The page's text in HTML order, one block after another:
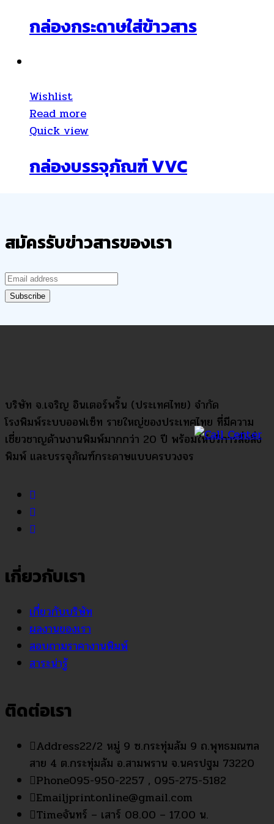
กล่องกระดาษใส่ข้าวสาร
Wishlist
Read more
Quick view
กล่องบรรจุภัณฑ์ VVC
สมัครรับข่าวสารของเรา
บริษัท จ.เจริญ อินเตอร์พริ้น (ประเทศไทย) จำกัด
โรงพิมพ์ระบบออฟเซ็ท รายใหญ่ของประเทศไทย ที่มีความ
เชี่ยวชาญด้านงานพิมพ์มากกว่า 20 ปี พร้อมให้บริการสื่อสิ่ง
พิมพ์ และบรรจุภัณฑ์กระดาษแบบครบวงจร
เกี่ยวกับเรา
เกี่ยวกับบริษัท
ผลงานของเรา
สอบถามราคางานพิมพ์
สาระน่ารู้
ติดต่อเรา
Address22/2 หมู่ 9 ซ.กระทุ่มล้ม 9 ถ.พุทธมณฑล
สาย 4 ต.กระทุ่มล้ม อ.สามพราน จ.นครปฐม 73220
Phone095-950-2257 , 095-275-5182
Emailjprintonline@gmail.com
Timeจันทร์ – เสาร์ 08.00 – 17.00 น.